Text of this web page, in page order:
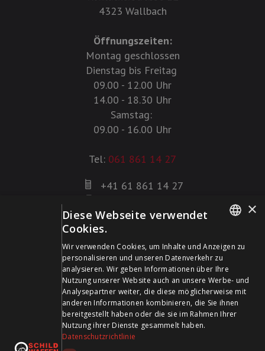
4323 Wallbach
Öffnungszeiten:
Montag geschlossen
Dienstag bis Freitag
09.00 - 12.00 Uhr
14.00 - 18.30 Uhr
Samstag:
09.00 - 16.00 Uhr
Tel: 061 861 14 27
+41 61 861 14 27
info@schildwaffen.ch
Zahlungsmittel
Besuchen Sie uns in den Sozialen Medien und bleiben Sie
auf dem Laufenden!
FRENCH
×
Diese Webseite verwendet
Cookies.
Wir verwenden Cookies, um Inhalte und Anzeigen zu
personalisieren und unseren Datenverkehr zu
analysieren. Wir geben Informationen über Ihre
Nutzung unserer Website auch an unsere Werbe- und
Analysepartner weiter, die diese möglicherweise mit
anderen Informationen kombinieren, die Sie ihnen
bereitgestellt haben oder die sie im Rahmen Ihrer
Nutzung ihrer Dienste gesammelt haben.
Datenschutzrichtlinie